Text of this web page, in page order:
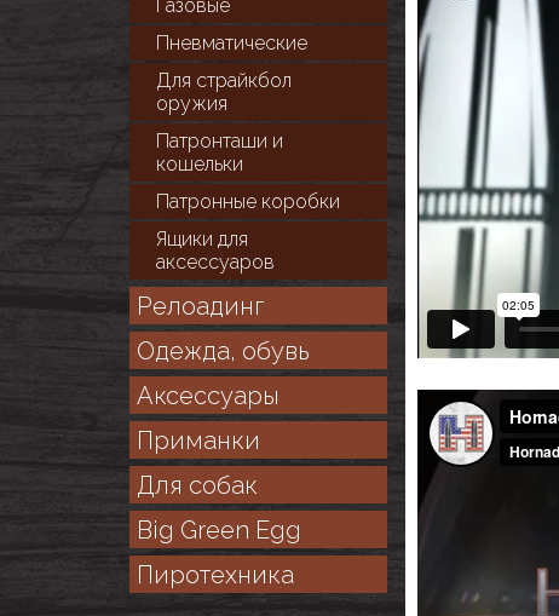
Газовые
Пневматические
Для cтрайкбол
оружия
Патронташи и
кошельки
Патронные коробки
Ящики для
аксессуаров
Релоадинг
Одежда, обувь
Аксессуары
Приманки
Для собак
Big Green Egg
Пиротехника